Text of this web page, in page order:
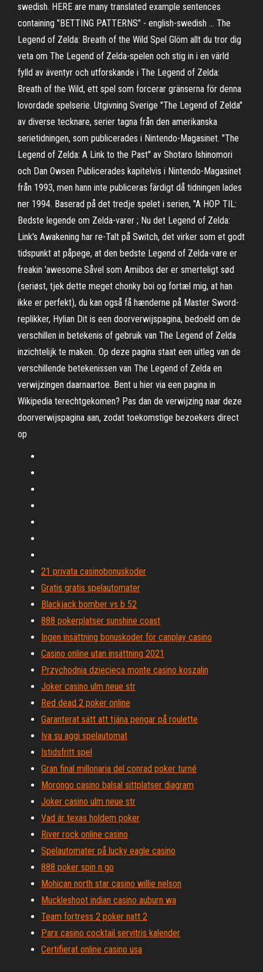
swedish. HERE are many translated example sentences
containing "BETTING PATTERNS" - english-swedish … The
Legend of Zelda: Breath of the Wild Spel Glöm allt du tror dig
veta om The Legend of Zelda-spelen och stig in i en värld
fylld av äventyr och utforskande i The Legend of Zelda:
Breath of the Wild, ett spel som forcerar gränserna för denna
lovordade spelserie. Utgivning Sverige "The Legend of Zelda"
av diverse tecknare, serier tagna från den amerikanska
serietidningen, som publicerades i Nintendo-Magasinet. "The
Legend of Zelda: A Link to the Past" av Shotaro Ishinomori
och Dan Owsen Publicerades kapitelvis i Nintendo-Magasinet
från 1993, men hann inte publiceras färdigt då tidningen lades
ner 1994. Baserad på det tredje spelet i serien, "A HOP TIL:
Bedste legende om Zelda-varer ; Nu det Legend of Zelda:
Link's Awakening har re-Talt på Switch, det virker som et godt
tidspunkt at påpege, at den bedste Legend of Zelda-vare er
freakin 'awesome.Såvel som Amiibos der er smerteligt sød
(seriøst, tjek dette meget chonky boi og fortæl mig, at han
ikke er perfekt), du kan også få hænderne på Master Sword-
replikker, Hylian Dit is een doorverwijspagina, bedoeld om de
verschillen in betekenis of gebruik van The Legend of Zelda
inzichtelijk te maken.. Op deze pagina staat een uitleg van de
verschillende betekenissen van The Legend of Zelda en
verwijzingen daarnaartoe. Bent u hier via een pagina in
Wikipedia terechtgekomen? Pas dan de verwijzing naar deze
doorverwijspagina aan, zodat toekomstige bezoekers direct
op
21 privata casinobonuskoder
Gratis gratis spelautomater
Blackjack bomber vs b 52
888 pokerplatser sunshine coast
Ingen insättning bonuskoder för canplay casino
Casino online utan insättning 2021
Przychodnia dziecieca monte casino koszalin
Joker casino ulm neue str
Red dead 2 poker online
Garanterat sätt att tjäna pengar på roulette
Iva su aggi spelautomat
Istidsfritt spel
Gran final millonaria del conrad poker turné
Morongo casino balsal sittplatser diagram
Joker casino ulm neue str
Vad är texas holdem poker
River rock online casino
Spelautomater på lucky eagle casino
888 poker spin n go
Mohican north star casino willie nelson
Muckleshoot indian casino auburn wa
Team fortress 2 poker natt 2
Parx casino cocktail servitris kalender
Certifierat online casino usa